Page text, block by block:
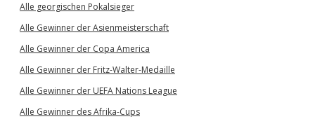
Alle georgischen Pokalsieger
Alle Gewinner der Asienmeisterschaft
Alle Gewinner der Copa America
Alle Gewinner der Fritz-Walter-Medaille
Alle Gewinner der UEFA Nations League
Alle Gewinner des Afrika-Cups